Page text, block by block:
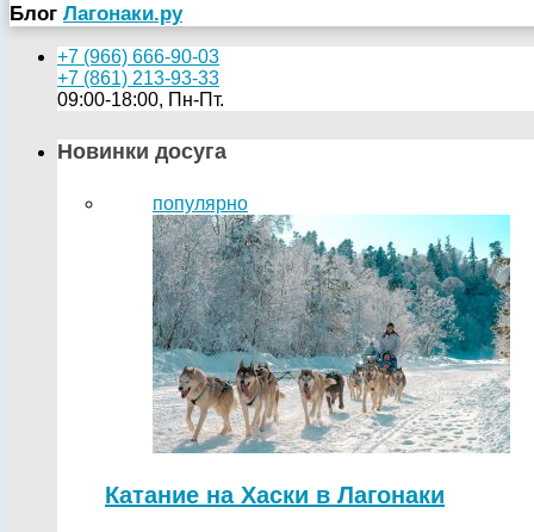
Блог Лагонаки.ру
+7 (966) 666-90-03
+7 (861) 213-93-33
09:00-18:00, Пн-Пт.
Новинки досуга
популярно
Катание на Хаски в Лагонаки